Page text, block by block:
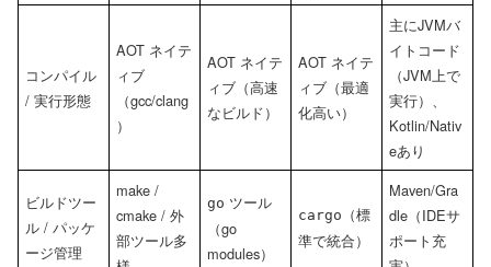
コンパイル
/ 実行形態
AOT ネイテ
ィブ
（gcc/clang
）
AOT ネイテ
ィブ（高速
なビルド）
AOT ネイテ
ィブ（最適
化高い）
主にJVMバ
イトコード
（JVM上で
実行）、
Kotlin/Nativ
eあり
ビルドツー
ル / パッケ
ージ管理
make /
cmake / 外
部ツール多
go ツール
（go
modules）
cargo （標
準で統合）
Maven/Gra
dle（IDEサ
ポート充